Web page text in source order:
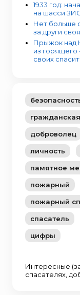
доброволец
личность
памятное
пожарный
пожарный
спасатель
цифры
Интересные
спасателях,
1933 год:
на шасси
Нет больше
за други своя
Прыжок над
из горящего
своих